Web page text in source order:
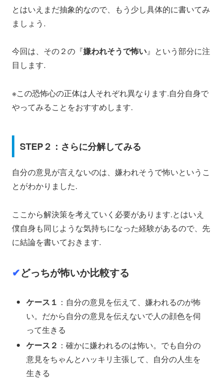
とはいえまだ抽象的なので、もう少し具体的に書いてみ
ましょう.
今回は、その２の『嫌われそうで怖い』という部分に注
目します.
※この恐怖心の正体は人それぞれ異なります.自分自身で
やってみることをおすすめします.
STEP２：さらに分解してみる
自分の意見が言えないのは、嫌われそうで怖いというこ
とがわかりました.
ここから解決策を考えていく必要があります.とはいえ
僕自身も同じような気持ちになった経験があるので、先
に結論を書いておきます.
✔︎どっちが怖いか比較する
ケース１ ：自分の意見を伝えて、嫌われるのが怖
い。だから自分の意見を伝えないで人の顔色を伺
って生きる
ケース２ ：確かに嫌われるのは怖い。でも自分の
意見をちゃんとハッキリ主張して、自分の人生を
生きる